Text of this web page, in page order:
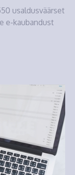
usaldusväärset
e-kaubandust